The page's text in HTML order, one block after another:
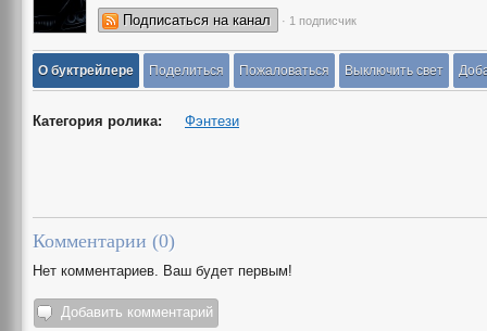
Подписаться на канал · 1 подписчик
О буктрейлере Поделиться Пожаловаться Выключить свет
Категория ролика: Фэнтези
Комментарии (0)
Нет комментариев. Ваш будет первым!
Добавить комментарий